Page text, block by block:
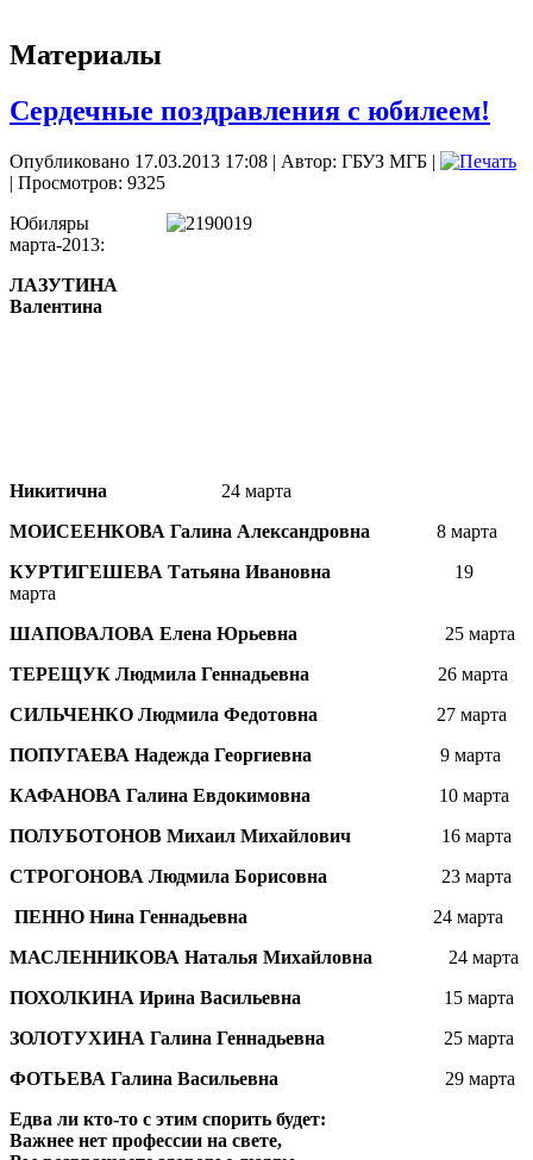
Материалы
Сердечные поздравления с юбилеем!
Опубликовано 17.03.2013 17:08 | Автор: ГБУЗ МГБ |
| Просмотров: 9325
Юбиляры
марта-2013:
ЛАЗУТИНА
Валентина
Никитична 24 марта
МОИСЕЕНКОВА Галина Александровна 8 марта
КУРТИГЕШЕВА Татьяна Ивановна 19
марта
ШАПОВАЛОВА Елена Юрьевна
25 марта
ТЕРЕЩУК Людмила Геннадьевна 26 марта
СИЛЬЧЕНКО Людмила Федотовна
27 марта
ПОПУГАЕВА Надежда Георгиевна 9 марта
КАФАНОВА Галина Евдокимовна
10 марта
ПОЛУБОТОНОВ Михаил Михайлович
16 марта
СТРОГОНОВА Людмила Борисовна
23 марта
ПЕННО Нина Геннадьевна 24 марта
МАСЛЕННИКОВА Наталья Михайловна
24 марта
ПОХОЛКИНА Ирина Васильевна
15 марта
ЗОЛОТУХИНА Галина Геннадьевна
25 марта
ФОТЬЕВА Галина Васильевна
29 марта
Едва ли кто-то с этим спорить будет:
Важнее нет профессии на свете,